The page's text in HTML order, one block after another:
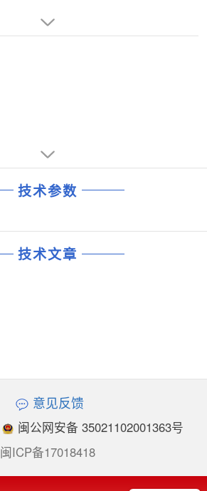
技术参数
技术文章
意见反馈
闽公网安备 35021102001363号
闽ICP备17018418